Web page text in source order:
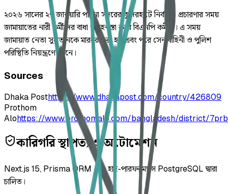
২০২৬ সালের ২৭ জানুয়ারি পাবনা সদরের বুদেরহাটে নির্বাচনী প্রচারণার সময়
জামায়াতের নারী কর্মীদের বাধা ও হেনস্তা করে বিএনপি কর্মীরা। এ সময়
জামায়াত নেতা সুলতানকে মারধর করা হয় এবং পরে সেনাবাহিনী ও পুলিশ
পরিস্থিতি নিয়ন্ত্রণে আনে।
Sources
Dhaka Posthttps://www.dhakapost.com/country/426809
Prothom
Alohttps://www.prothomalo.com/bangladesh/district/
কারিগরি স্থাপত্য ও অটোমেশন
Next.js 15, Prisma ORM এবং হাই-পারফরম্যান্স PostgreSQL দ্বারা
চালিত।